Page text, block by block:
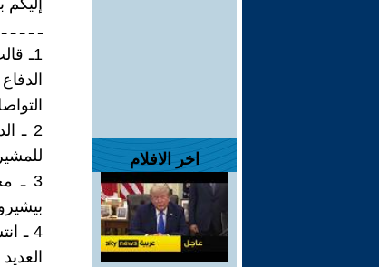
اخر الافلام
ـ ـ ـ ـ
1ـ
2 ـ
3 ـ
4 ـ